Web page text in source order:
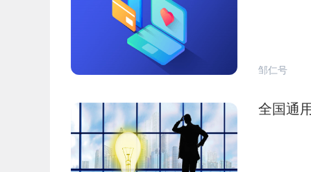
邹仁号
全国通